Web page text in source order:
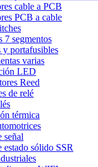
cable a PCB
PCB a cable
7 segmentos
y portafusibles
varias
LED
Reed
de relé
térmica
señal
estado sólido SSR